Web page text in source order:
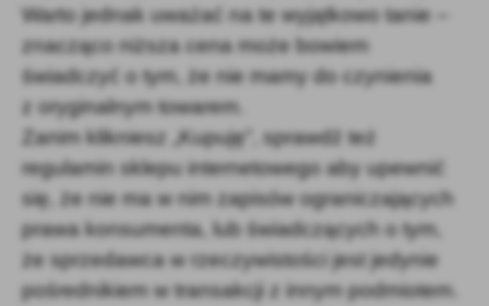
Warto jednak uważać na te wyjątkowo tanie –
znacząco niższa cena może bowiem
świadczyć o tym, że nie mamy do czynienia
z oryginalnym towarem.
Zanim klikniesz „Kupuję”, sprawdź też
regulamin sklepu internetowego aby upewnić
się, że nie ma w nim zapisów ograniczających
prawa konsumenta, lub świadczących o tym,
że sprzedawca w rzeczywistości jest jedynie
pośrednikiem w transakcji z innym podmiotem.